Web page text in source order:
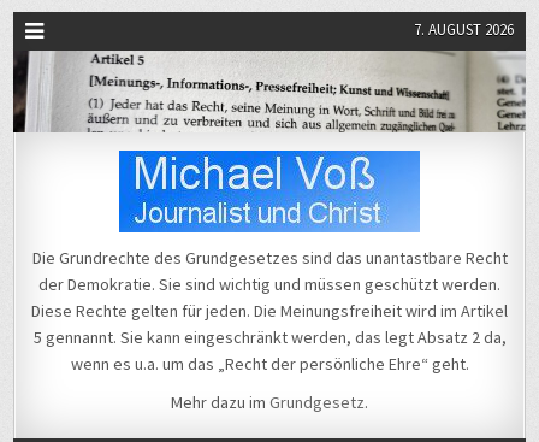
7. AUGUST 2026
Michael Voß
Die Grundrechte des Grundgesetzes sind das unantastbare Recht
der Demokratie. Sie sind wichtig und müssen geschützt werden.
Diese Rechte gelten für jeden. Die Meinungsfreiheit wird im Artikel
5 gennannt. Sie kann eingeschränkt werden, das legt Absatz 2 da,
wenn es u.a. um das „Recht der persönliche Ehre“ geht.
Mehr dazu im Grundgesetz.